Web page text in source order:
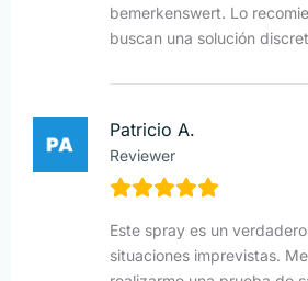
bemerkenswert. Lo
buscan una solución
Patricio A.
Reviewer
Este spray es un
situaciones imprevistas.